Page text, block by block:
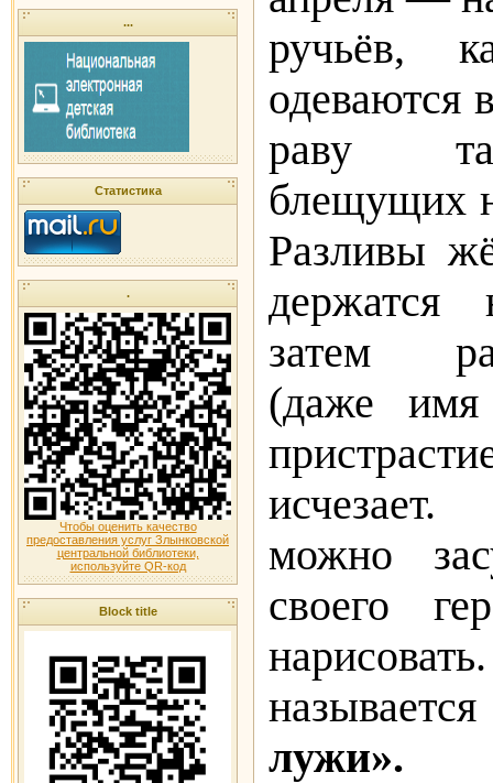
...
Статистика
.
Чтобы оценить качество
предоставления услуг Злынковской
центральной библиотеки,
используйте QR-код
Block title
ручьёв,
одеваются
раву
блещущих
Разливы
затем
(даже имя
можно
своего
лужи».